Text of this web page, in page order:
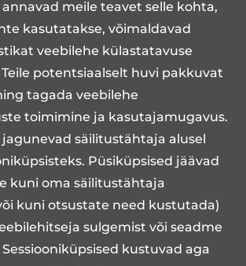
meile teavet selle kohta,
kasutatakse, võimaldavad
veebilehe külastatavuse
potentsiaalselt huvi pakkuvat
tagada veebilehe
toimimine ja kasutajamugavus.
jagunevad säilitustähtaja alusel
Püsiküpsised jäävad
kuni oma säilitustähtaja
kuni otsustate need kustutada)
sulgemist või seadme
kustuvad aga
tuleb ka desinfitseerida
on olemas kliiniku
sissepääsude juures.
tulema võimalusel vastuvõtule üksi
kui 10 minutit enne
Lapsega tulles lubame kliinikusse
ja kabinettides palume patsientidel
2-meetrist vahet nii teiste
Medita kliiniku töötajatega.